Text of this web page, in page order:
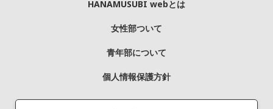
HANAMUSUBI webとは
女性部ついて
青年部について
個人情報保護方針